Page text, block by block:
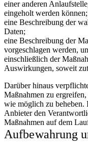
einer anderen
eingeholt werden können;
eine Beschreibung der
Daten;
eine Beschreibung der
vorgeschlagen werden,
einschließlich der
Auswirkungen, soweit
Darüber hinaus
Maßnahmen zu
wie möglich zu beheben.
Anbieter den
Maßnahmen auf dem
Aufbewahrung